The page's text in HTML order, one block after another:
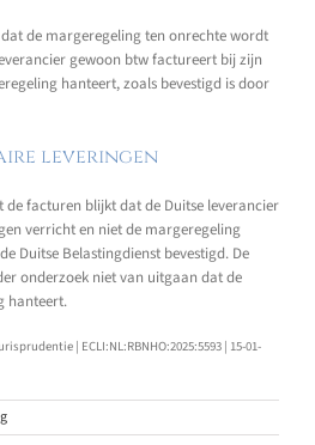
de margeregeling ten onrechte wordt
gewoon btw factureert bij zijn
hanteert, zoals bevestigd is door
leveringen
facturen blijkt dat de Duitse leverancier
verricht en niet de margeregeling
Duitse Belastingdienst bevestigd. De
onderzoek niet van uitgaan dat de
hanteert.
| ECLI:NL:RBNHO:2025:5593 | 15-01-